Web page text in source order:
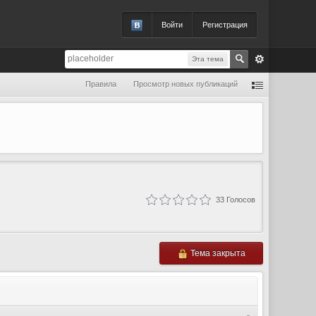
Войти Регистрация
Эта тема
Правила Просмотр новых публикаций
33 Голосов
Тема закрыта